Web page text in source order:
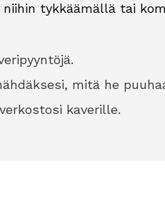
tykkäämällä tai
mitä he
kaverille.